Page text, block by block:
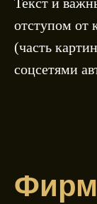
отступом от
(часть
соцсетями